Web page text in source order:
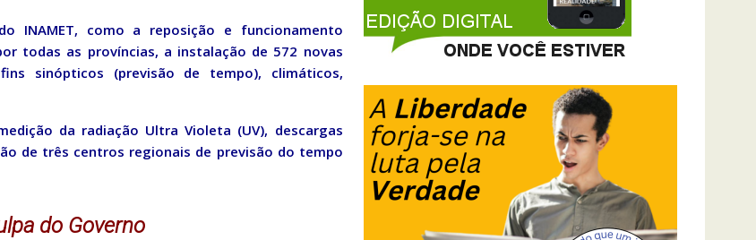
INAMET, como a reposição e funcionamento
todas as províncias, a instalação de 572 novas
sinópticos (previsão de tempo), climáticos,
da radiação Ultra Violeta (UV), descargas
de três centros regionais de previsão do tempo
do Governo